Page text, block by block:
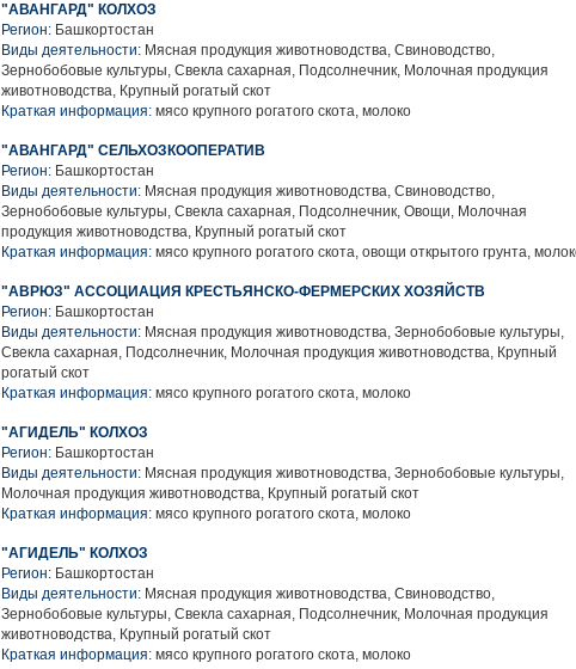
"АВАНГАРД" КОЛХОЗ
Регион: Башкортостан
Виды деятельности: Мясная продукция животноводства, Свиноводство,
Зернобобовые культуры, Свекла сахарная, Подсолнечник, Молочная продукция
животноводства, Крупный рогатый скот
Краткая информация: мясо крупного рогатого скота, молоко
"АВАНГАРД" СЕЛЬХОЗКООПЕРАТИВ
Регион: Башкортостан
Виды деятельности: Мясная продукция животноводства, Свиноводство,
Зернобобовые культуры, Свекла сахарная, Подсолнечник, Овощи, Молочная
продукция животноводства, Крупный рогатый скот
Краткая информация: мясо крупного рогатого скота, овощи открытого грунта,
"АВРЮЗ" АССОЦИАЦИЯ КРЕСТЬЯНСКО-ФЕРМЕРСКИХ ХОЗЯЙСТВ
Регион: Башкортостан
Виды деятельности: Мясная продукция животноводства, Зернобобовые культуры,
Свекла сахарная, Подсолнечник, Молочная продукция животноводства, Крупный
рогатый скот
Краткая информация: мясо крупного рогатого скота, молоко
"АГИДЕЛЬ" КОЛХОЗ
Регион: Башкортостан
Виды деятельности: Мясная продукция животноводства, Зернобобовые культуры,
Молочная продукция животноводства, Крупный рогатый скот
Краткая информация: мясо крупного рогатого скота, молоко
"АГИДЕЛЬ" КОЛХОЗ
Регион: Башкортостан
Виды деятельности: Мясная продукция животноводства, Свиноводство,
Зернобобовые культуры, Свекла сахарная, Подсолнечник, Молочная продукция
животноводства, Крупный рогатый скот
Краткая информация: мясо крупного рогатого скота, молоко